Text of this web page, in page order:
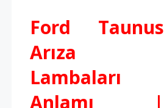
Ford Taunus
Arıza
Lambaları
Anlamı |